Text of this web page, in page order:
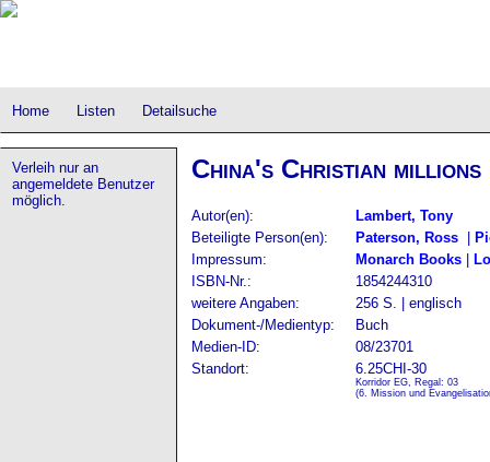
Home Listen Detailsuche
Verleih nur an
angemeldete Benutzer
möglich.
China's Christian
Autor(en):
Lambert, Tony
Beteiligte Person(en):
Paterson, Ross
Impressum:
Monarch Books
ISBN-Nr.:
1854244310
weitere Angaben:
256 S. | englisch
Dokument-/Medientyp:
Buch
Medien-ID:
08/23701
Standort:
6.25CHI-30
Korridor EG, Regal: 03
(6. Mission und